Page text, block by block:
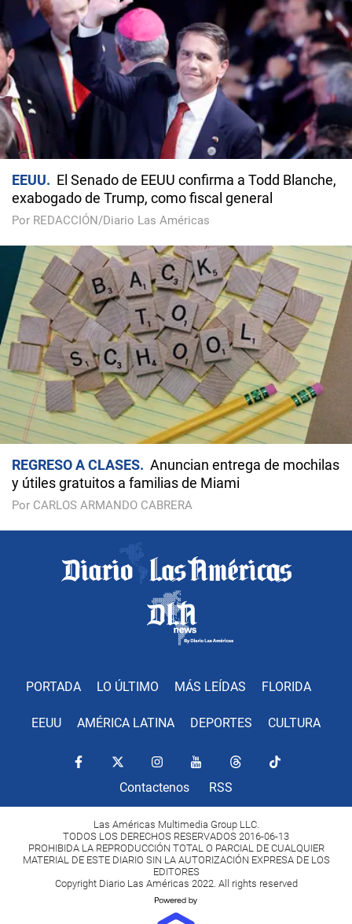
EEUU
El Senado de EEUU confirma a Todd Blanche,
exabogado de Trump, como fiscal general
Por REDACCIÓN/Diario Las Américas
REGRESO A CLASES
Anuncian entrega de mochilas
y útiles gratuitos a familias de Miami
Por CARLOS ARMANDO CABRERA
PORTADA LO ÚLTIMO MÁS LEÍDAS FLORIDA
EEUU AMÉRICA LATINA DEPORTES CULTURA
Contactenos RSS
Las Américas Multimedia Group LLC.
TODOS LOS DERECHOS RESERVADOS 2016-06-13
PROHIBIDA LA REPRODUCCIÓN TOTAL O PARCIAL DE CUALQUIER
MATERIAL DE ESTE DIARIO SIN LA AUTORIZACIÓN EXPRESA DE LOS
EDITORES
Copyright Diario Las Américas 2022. All rights reserved